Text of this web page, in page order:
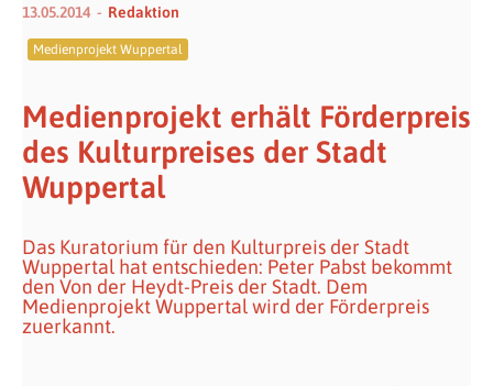
13.05.2014 Redaktion
Medienprojekt Wuppertal
Medienprojekt erhält Förderpreis
des Kulturpreises der Stadt
Wuppertal
Das Kuratorium für den Kulturpreis der Stadt
Wuppertal hat entschieden: Peter Pabst bekommt
den Von der Heydt-Preis der Stadt. Dem
Medienprojekt Wuppertal wird der Förderpreis
zuerkannt.